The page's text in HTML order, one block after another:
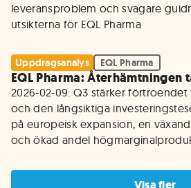
leveransproblem och svagare
utsikterna för EQL Pharma
Uppdragsanalys EQL Pharma
EQL Pharma: Återhämtningen
2026-02-09: Q3 stärker
och den långsiktiga
på europeisk expansion, en
och ökad andel
Visa fler